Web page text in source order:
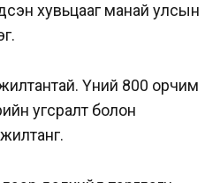
хувьцааг манай улсын
Үүний 800 орчим
угсралт болон